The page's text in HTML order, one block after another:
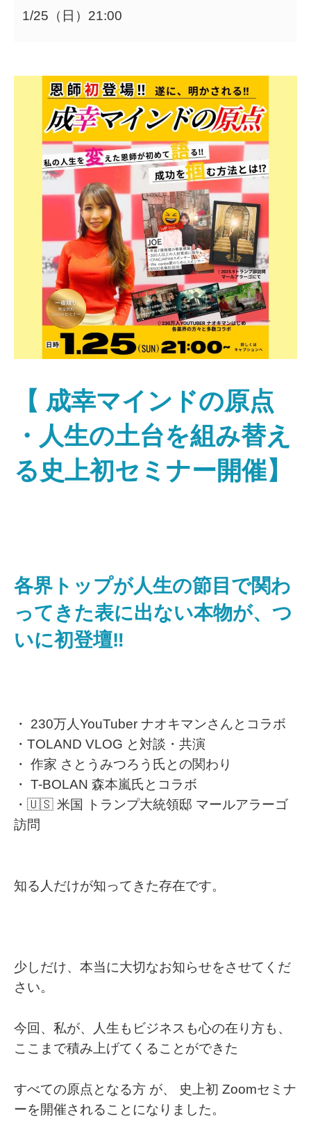
1/25（日）21:00
【 成幸マインドの原点
・人生の土台を組み替え
る史上初セミナー開催】
各界トップが人生の節目で関わ
ってきた表に出ない本物が、つ
いに初登壇‼
・ 230万人YouTuber ナオキマンさんとコラボ
・TOLAND VLOG と対談・共演
・ 作家 さとうみつろう氏との関わり
・ T-BOLAN 森本嵐氏とコラボ
・🇺🇸 米国 トランプ大統領邸 マールアラーゴ
訪問
知る人だけが知ってきた存在です。
少しだけ、本当に大切なお知らせをさせてくだ
さい。
今回、私が、人生もビジネスも心の在り方も、
ここまで積み上げてくることができた
すべての原点となる方 が、 史上初 Zoomセミナ
ーを開催されることになりました。